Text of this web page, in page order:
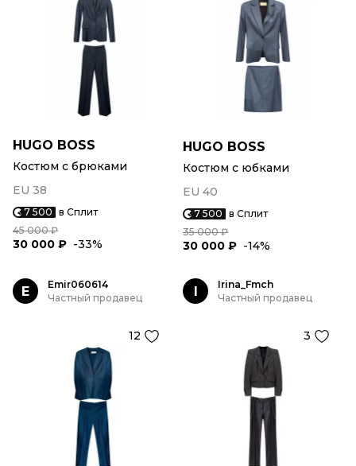
HUGO BOSS
Костюм с брюками
EU 38
7 500 в Сплит
45 000 ₽
30 000 ₽ -33%
HUGO BOSS
Костюм с юбками
EU 40
7 500 в Сплит
35 000 ₽
30 000 ₽ -14%
E
Emir060614
Частный продавец
12
I
Irina_Fmch
Частный продавец
3